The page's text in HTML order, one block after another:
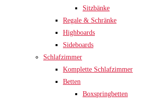
Sitzbänke
Regale & Schränke
Highboards
Sideboards
Schlafzimmer
Komplette Schlafzimmer
Betten
Boxspringbetten